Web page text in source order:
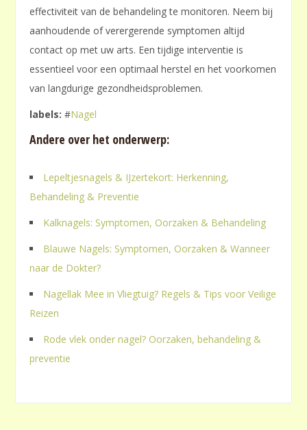
effectiviteit van de behandeling te monitoren. Neem bij
aanhoudende of verergerende symptomen altijd
contact op met uw arts. Een tijdige interventie is
essentieel voor een optimaal herstel en het voorkomen
van langdurige gezondheidsproblemen.
labels: #Nagel
Andere over het onderwerp:
Lepeltjesnagels & IJzertekort: Herkenning,
Behandeling & Preventie
Kalknagels: Symptomen, Oorzaken & Behandeling
Blauwe Nagels: Symptomen, Oorzaken & Wanneer
naar de Dokter?
Nagellak Mee in Vliegtuig? Regels & Tips voor Veilige
Reizen
Rode vlek onder nagel? Oorzaken, behandeling &
preventie